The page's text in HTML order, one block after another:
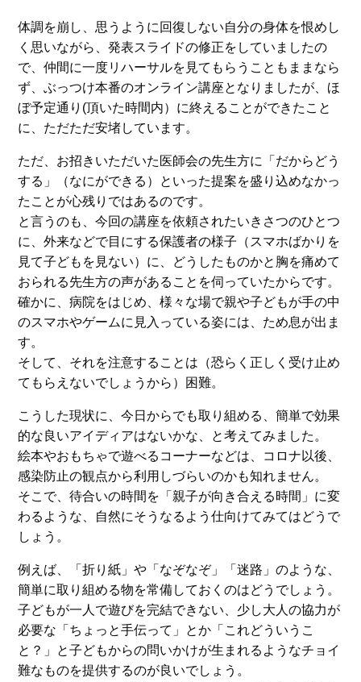
体調を崩し、思うように回復しない自分の身体を恨めし
く思いながら、発表スライドの修正をしていましたの
で、仲間に一度リハーサルを見てもらうこともままなら
ず、ぶっつけ本番のオンライン講座となりましたが、ほ
ぼ予定通り(頂いた時間内）に終えることができたこと
に、ただただ安堵しています。
ただ、お招きいただいた医師会の先生方に「だからどう
する」（なにができる）といった提案を盛り込めなかっ
たことが心残りではあるのです。
と言うのも、今回の講座を依頼されたいきさつのひとつ
に、外来などで目にする保護者の様子（スマホばかりを
見て子どもを見ない）に、どうしたものかと胸を痛めて
おられる先生方の声があることを伺っていたからです。
確かに、病院をはじめ、様々な場で親や子どもが手の中
のスマホやゲームに見入っている姿には、ため息が出ま
す。
そして、それを注意することは（恐らく正しく受け止め
てもらえないでしょうから）困難。
こうした現状に、今日からでも取り組める、簡単で効果
的な良いアイディアはないかな、と考えてみました。
絵本やおもちゃで遊べるコーナーなどは、コロナ以後、
感染防止の観点から利用しづらいのかも知れません。
そこで、待合いの時間を「親子が向き合える時間」に変
わるような、自然にそうなるよう仕向けてみてはどうで
しょう。
例えば、「折り紙」や「なぞなぞ」「迷路」のような、
簡単に取り組める物を常備しておくのはどうでしょう。
子どもが一人で遊びを完結できない、少し大人の協力が
必要な「ちょっと手伝って」とか「これどういうこ
と？」と子どもからの問いかけが生まれるようなチョイ
難なものを提供するのが良いでしょう。